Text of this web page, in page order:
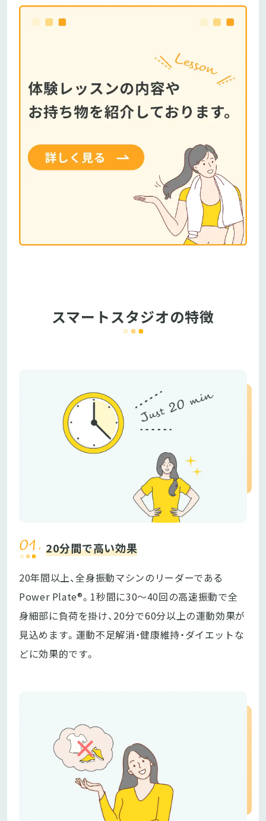
スマートスタジオの特徴
20分間で高い効果
20年間以上、全身振動マシンのリーダーである
Power Plate®。1秒間に30〜40回の高速振動で全
身細部に負荷を掛け、20分で60分以上の運動効果が
見込めます。運動不足解消・健康維持・ダイエットな
どに効果的です。